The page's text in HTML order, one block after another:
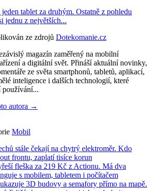
tablet za druhým. Ostatně z pohledu
jednu z největších...
ze zdrojů Dotekomanie.cz
magazín zaměřený na mobilní
a digitální svět. Přináší aktuální novinky,
ze světa smartphonů, tabletů, aplikací,
inteligence i dalších technologií, které
autora →
Mobil
stále čekají na chytrý elektroměr. Kdo
frontu, zaplatí tisíce korun
fleška za 219 Kč z Actionu. Má dva
s mobilem, tabletem i počítačem
3D budovy a semafory přímo na mapě.